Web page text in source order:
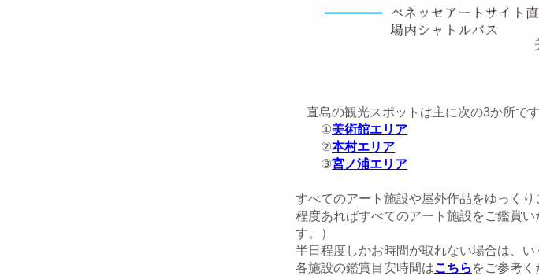
直島の観光スポットは主に次の3か所です
①美術館エリア
②本村エリア
③宮ノ浦エリア
すべてのアート施設や屋外作品をゆっく
程度あればすべてのアート施設をご鑑賞い
す。）
半日程度しかお時間が取れない場合は、
各施設の鑑賞目安時間はこちら をご参考く